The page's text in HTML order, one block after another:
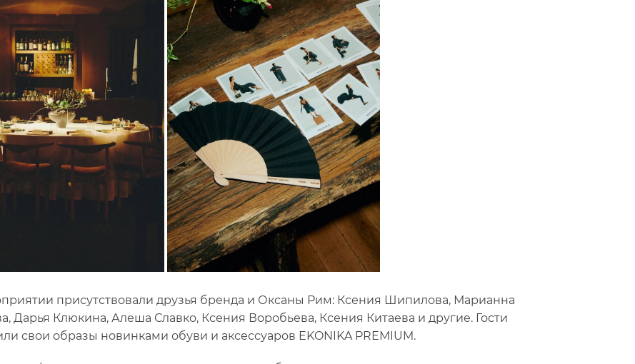
присутствовали друзья бренда и Оксаны Рим: Ксения Шипилова, Марианна
Дарья Клюкина, Алеша Славко, Ксения Воробьева, Ксения Китаева и другие. Гости
свои образы новинками обуви и аксессуаров EKONIKA PREMIUM.